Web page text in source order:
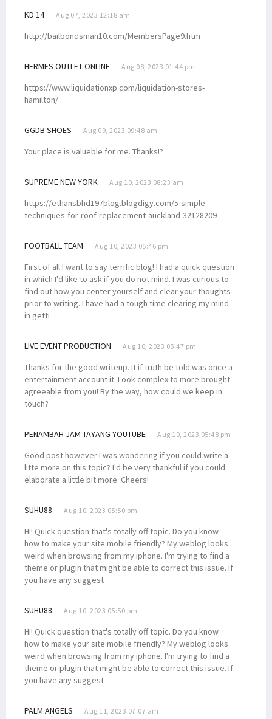
KD 14 Aug 07, 2023 12:18 am
http://bailbondsman10.com/MembersPage9.htm
HERMES OUTLET ONLINE Aug 08, 2023 01:44 pm
https://www.liquidationxp.com/liquidation-stores-
hamilton/
GGDB SHOES Aug 09, 2023 09:48 am
Your place is valueble for me. Thanks!?
SUPREME NEW YORK Aug 10, 2023 08:23 am
https://ethansbhd197blog.blogdigy.com/5-simple-
techniques-for-roof-replacement-auckland-32128209
FOOTBALL TEAM Aug 10, 2023 05:46 pm
First of all I want to say terrific blog! I had a quick question
in which I'd like to ask if you do not mind. I was curious to
find out how you center yourself and clear your thoughts
prior to writing. I have had a tough time clearing my mind
in getti
LIVE EVENT PRODUCTION Aug 10, 2023 05:47 pm
Thanks for the good writeup. It if truth be told was once a
entertainment account it. Look complex to more brought
agreeable from you! By the way, how could we keep in
touch?
PENAMBAH JAM TAYANG YOUTUBE Aug 10, 2023 05:48 pm
Good post however I was wondering if you could write a
litte more on this topic? I'd be very thankful if you could
elaborate a little bit more. Cheers!
SUHU88 Aug 10, 2023 05:50 pm
Hi! Quick question that's totally off topic. Do you know
how to make your site mobile friendly? My weblog looks
weird when browsing from my iphone. I'm trying to find a
theme or plugin that might be able to correct this issue. If
you have any suggest
SUHU88 Aug 10, 2023 05:50 pm
Hi! Quick question that's totally off topic. Do you know
how to make your site mobile friendly? My weblog looks
weird when browsing from my iphone. I'm trying to find a
theme or plugin that might be able to correct this issue. If
you have any suggest
PALM ANGELS Aug 11, 2023 07:07 am